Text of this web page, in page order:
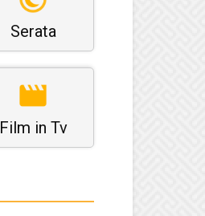
Serata
Film in Tv